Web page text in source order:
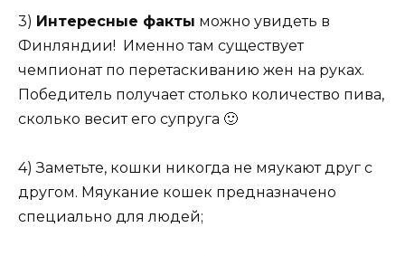
3) Интересные факты можно увидеть в
Финляндии! Именно там существует
чемпионат по перетаскиванию жен на руках.
Победитель получает столько количество пива,
сколько весит его супруга 🙂
4) Заметьте, кошки никогда не мяукают друг с
другом. Мяукание кошек предназначено
специально для людей;